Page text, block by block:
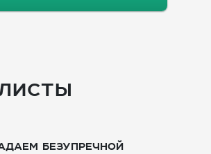
безупречной